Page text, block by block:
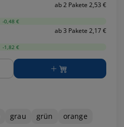
ab 2 Pakete 2,53 €
-0,48 €
ab 3 Pakete 2,17 €
-1,82 €
grau grün
orange